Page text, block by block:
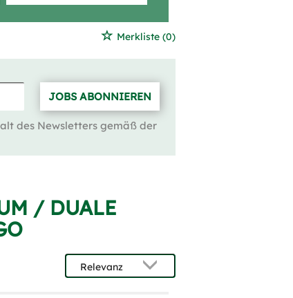
Merkliste (0)
JOBS ABONNIEREN
des Newsletters gemäß der
/ DUALE